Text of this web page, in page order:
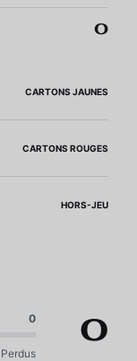
0
CARTONS JAUNES
CARTONS ROUGES
HORS-JEU
0
Perdus
0